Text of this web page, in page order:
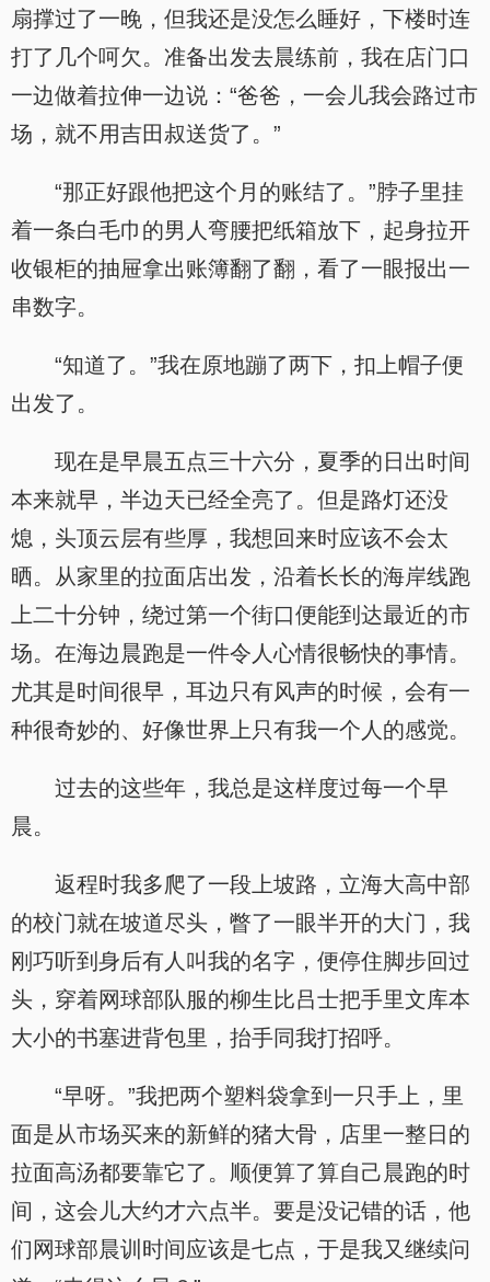
扇撑过了一晚，但我还是没怎么睡好，下楼时连
打了几个呵欠。准备出发去晨练前，我在店门口
一边做着拉伸一边说：“爸爸，一会儿我会路过市
场，就不用吉田叔送货了。”
“那正好跟他把这个月的账结了。”脖子里挂
着一条白毛巾的男人弯腰把纸箱放下，起身拉开
收银柜的抽屉拿出账簿翻了翻，看了一眼报出一
串数字。
“知道了。”我在原地蹦了两下，扣上帽子便
出发了。
现在是早晨五点三十六分，夏季的日出时间
本来就早，半边天已经全亮了。但是路灯还没
熄，头顶云层有些厚，我想回来时应该不会太
晒。从家里的拉面店出发，沿着长长的海岸线跑
上二十分钟，绕过第一个街口便能到达最近的市
场。在海边晨跑是一件令人心情很畅快的事情。
尤其是时间很早，耳边只有风声的时候，会有一
种很奇妙的、好像世界上只有我一个人的感觉。
过去的这些年，我总是这样度过每一个早
晨。
返程时我多爬了一段上坡路，立海大高中部
的校门就在坡道尽头，瞥了一眼半开的大门，我
刚巧听到身后有人叫我的名字，便停住脚步回过
头，穿着网球部队服的柳生比吕士把手里文库本
大小的书塞进背包里，抬手同我打招呼。
“早呀。”我把两个塑料袋拿到一只手上，里
面是从市场买来的新鲜的猪大骨，店里一整日的
拉面高汤都要靠它了。顺便算了算自己晨跑的时
间，这会儿大约才六点半。要是没记错的话，他
们网球部晨训时间应该是七点，于是我又继续问